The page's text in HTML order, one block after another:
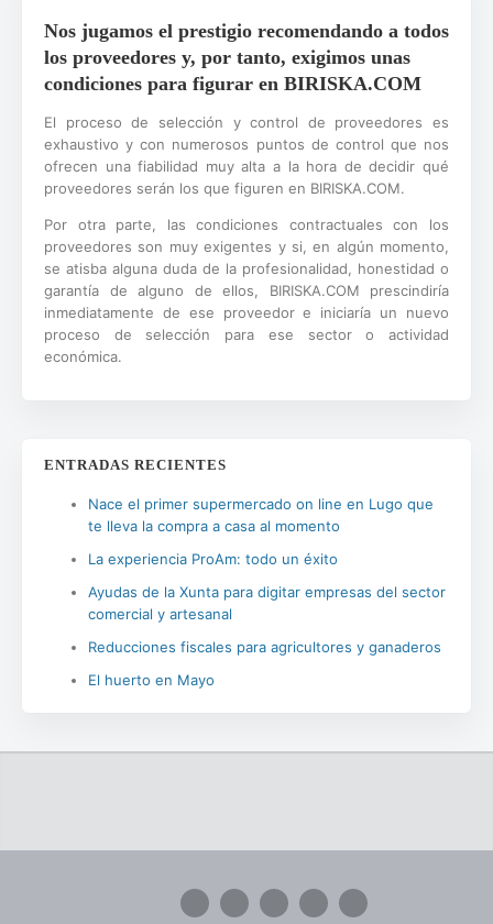
Nos jugamos el prestigio recomendando a todos
los proveedores y, por tanto, exigimos unas
condiciones para figurar en BIRISKA.COM
El proceso de selección y control de proveedores es
exhaustivo y con numerosos puntos de control que nos
ofrecen una fiabilidad muy alta a la hora de decidir qué
proveedores serán los que figuren en BIRISKA.COM.
Por otra parte, las condiciones contractuales con los
proveedores son muy exigentes y si, en algún momento,
se atisba alguna duda de la profesionalidad, honestidad o
garantía de alguno de ellos, BIRISKA.COM prescindiría
inmediatamente de ese proveedor e iniciaría un nuevo
proceso de selección para ese sector o actividad
económica.
ENTRADAS RECIENTES
Nace el primer supermercado on line en Lugo que
te lleva la compra a casa al momento
La experiencia ProAm: todo un éxito
Ayudas de la Xunta para digitar empresas del sector
comercial y artesanal
Reducciones fiscales para agricultores y ganaderos
El huerto en Mayo